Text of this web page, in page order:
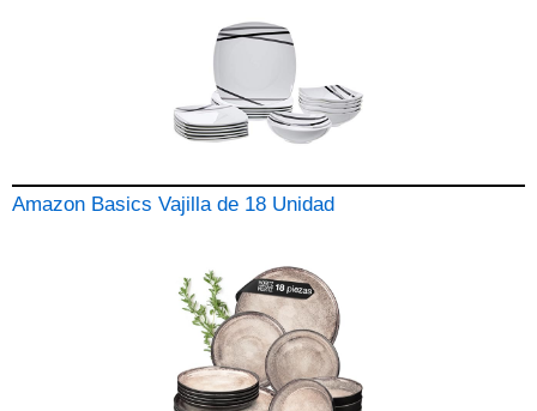
Amazon Basics Vajilla de 18 Unidad